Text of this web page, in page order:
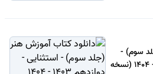
سوم) -
استثنایی - دوازدهم 1403 - 1404 (نسخه